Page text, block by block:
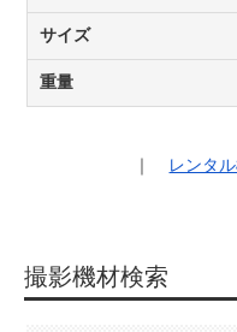
サイズ
重量
レンタ
撮影機材検索